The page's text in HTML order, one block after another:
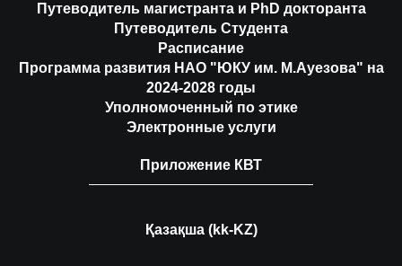
Путеводитель магистранта и PhD докторанта
Путеводитель Студента
Расписание
Программа развития НАО "ЮКУ им. М.Ауезова" на
2024-2028 годы
Уполномоченный по этике
Электронные услуги
Приложение КВТ
Қазақша (kk-KZ)